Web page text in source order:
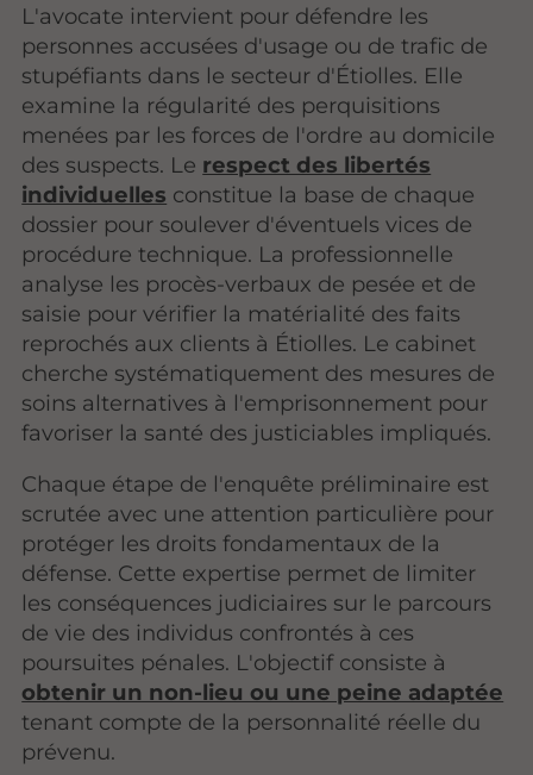
L'avocate intervient pour défendre les
personnes accusées d'usage ou de trafic de
stupéfiants dans le secteur d'Étiolles. Elle
examine la régularité des perquisitions
menées par les forces de l'ordre au domicile
des suspects. Le respect des libertés
individuelles constitue la base de chaque
dossier pour soulever d'éventuels vices de
procédure technique. La professionnelle
analyse les procès-verbaux de pesée et de
saisie pour vérifier la matérialité des faits
reprochés aux clients à Étiolles. Le cabinet
cherche systématiquement des mesures de
soins alternatives à l'emprisonnement pour
favoriser la santé des justiciables impliqués.
Chaque étape de l'enquête préliminaire est
scrutée avec une attention particulière pour
protéger les droits fondamentaux de la
défense. Cette expertise permet de limiter
les conséquences judiciaires sur le parcours
de vie des individus confrontés à ces
poursuites pénales. L'objectif consiste à
obtenir un non-lieu ou une peine adaptée
tenant compte de la personnalité réelle du
prévenu.